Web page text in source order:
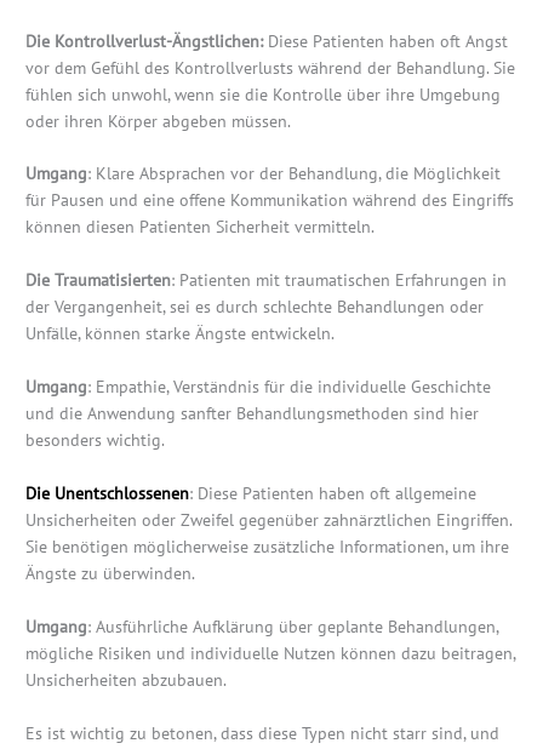
Die Kontrollverlust-Ängstlichen: Diese Patienten haben oft Angst
vor dem Gefühl des Kontrollverlusts während der Behandlung. Sie
fühlen sich unwohl, wenn sie die Kontrolle über ihre Umgebung
oder ihren Körper abgeben müssen.
Umgang: Klare Absprachen vor der Behandlung, die Möglichkeit
für Pausen und eine offene Kommunikation während des Eingriffs
können diesen Patienten Sicherheit vermitteln.
Die Traumatisierten: Patienten mit traumatischen Erfahrungen in
der Vergangenheit, sei es durch schlechte Behandlungen oder
Unfälle, können starke Ängste entwickeln.
Umgang: Empathie, Verständnis für die individuelle Geschichte
und die Anwendung sanfter Behandlungsmethoden sind hier
besonders wichtig.
Die Unentschlossenen: Diese Patienten haben oft allgemeine
Unsicherheiten oder Zweifel gegenüber zahnärztlichen Eingriffen.
Sie benötigen möglicherweise zusätzliche Informationen, um ihre
Ängste zu überwinden.
Umgang: Ausführliche Aufklärung über geplante Behandlungen,
mögliche Risiken und individuelle Nutzen können dazu beitragen,
Unsicherheiten abzubauen.
Es ist wichtig zu betonen, dass diese Typen nicht starr sind, und